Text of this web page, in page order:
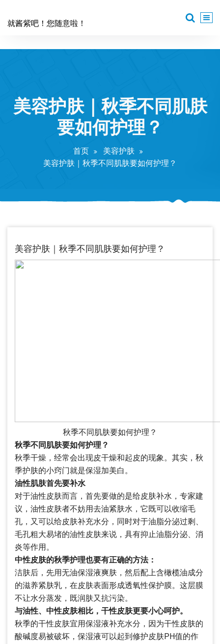
就酱紫吧！您随意啦！
美容护肤｜秋季不同肌肤
要如何护理？
首页
美容护肤
美容护肤｜秋季不同肌肤要如何护理？
美容护肤｜秋季不同肌肤要如何护理？
秋季不同肌肤要如何护理？
秋季不同肌肤要如何护理？
秋季干燥，经常会出现皮干燥和起皮的现象。其实，秋
季护肤的小窍门就是保湿加美白。
油性肌肤首先要补水
对于油性皮肤而言，首先要做的是给皮肤补水，专家建
议，油性皮肤者不妨用去油紧肤水，它既可以收缩毛
孔，又可以给皮肤补充水分，同时对于油脂分泌过剩、
毛孔粗大易堵的油性皮肤来说，具有抑止油脂分泌、消
炎等作用。
中性皮肤的秋季护理也要有正确的方法：
洁肤后，先用无油保湿液爽肤，然后配上含橄榄油成分
的滋养紧肤乳，在皮肤表面形成透氧性保护膜。这层膜
不让水分蒸发，既润肤又抗污染。
与油性、中性皮肤相比，干性皮肤更要小心呵护。
秋季的干性皮肤宜用保湿液补充水分，因为干性皮肤的
酸碱度易被破坏，保湿液可以起到修护皮肤PH值的作